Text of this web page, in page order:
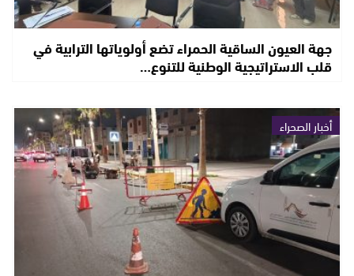
جهة العيون الساقية الحمراء تضع أولوياتها الترابية في
قلب الاستراتيجية الوطنية للتنوع…
أخبار الصحراء